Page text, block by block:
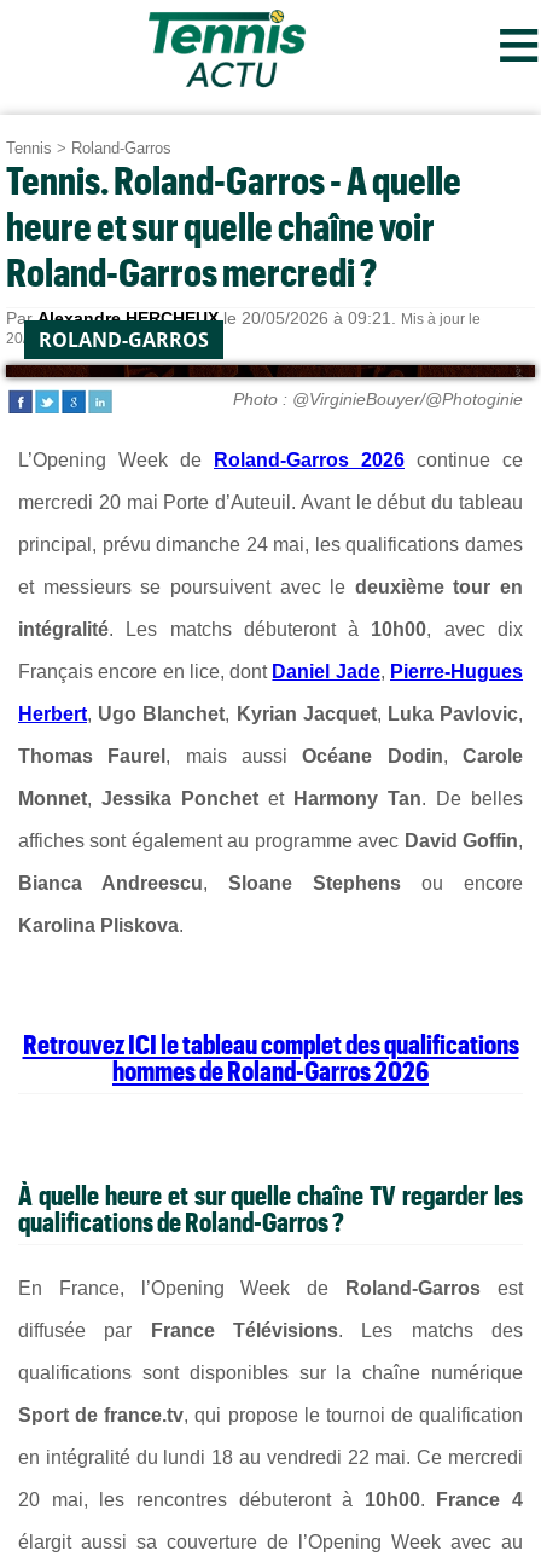
≡
Tennis > Roland-Garros
Tennis. Roland-Garros - A quelle
heure et sur quelle chaîne voir
Roland-Garros mercredi ?
ParAlexandre HERCHEUXle 20/05/2026 à 09:21.
Mis à jour le
20/05/2026 à 12:15.
ROLAND-GARROS
Photo : @VirginieBouyer/@Photoginie
L’Opening Week de Roland-Garros 2026 continue ce
mercredi 20 mai Porte d’Auteuil. Avant le début du tableau
principal, prévu dimanche 24 mai, les qualifications dames
et messieurs se poursuivent avec le deuxième tour en
intégralité. Les matchs débuteront à 10h00, avec dix
Français encore en lice, dont Daniel Jade, Pierre-Hugues
Herbert, Ugo Blanchet, Kyrian Jacquet, Luka Pavlovic,
Thomas Faurel , mais aussiOcéane Dodin,Carole
Monnet, Jessika Ponchet et Harmony Tan. De belles
affiches sont également au programme avec David Goffin,
Bianca Andreescu, Sloane Stephens ou encore
Karolina Pliskova.
Retrouvez ICI le tableau complet des qualifications
hommes de Roland-Garros 2026
À quelle heure et sur quelle chaîne TV regarder les
qualifications de Roland-Garros ?
En France, l’Opening Week de Roland-Garros est
diffusée par France Télévisions. Les matchs des
qualifications sont disponibles sur la chaîne numérique
Sport de france.tv, qui propose le tournoi de qualification
en intégralité du lundi 18 au vendredi 22 mai. Ce mercredi
20 mai, les rencontres débuteront à 10h00. France 4
élargit aussi sa couverture de l’Opening Week avec au